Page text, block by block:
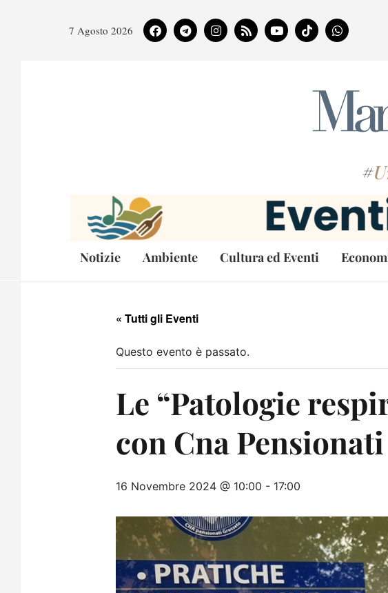
7 Agosto 2026
#
Notizie Ambiente Cultura ed Eventi
« Tutti gli Eventi
Questo evento è passato.
Le “Patologie
con Cna Pensionati
16 Novembre 2024 @ 10:00 - 17:00